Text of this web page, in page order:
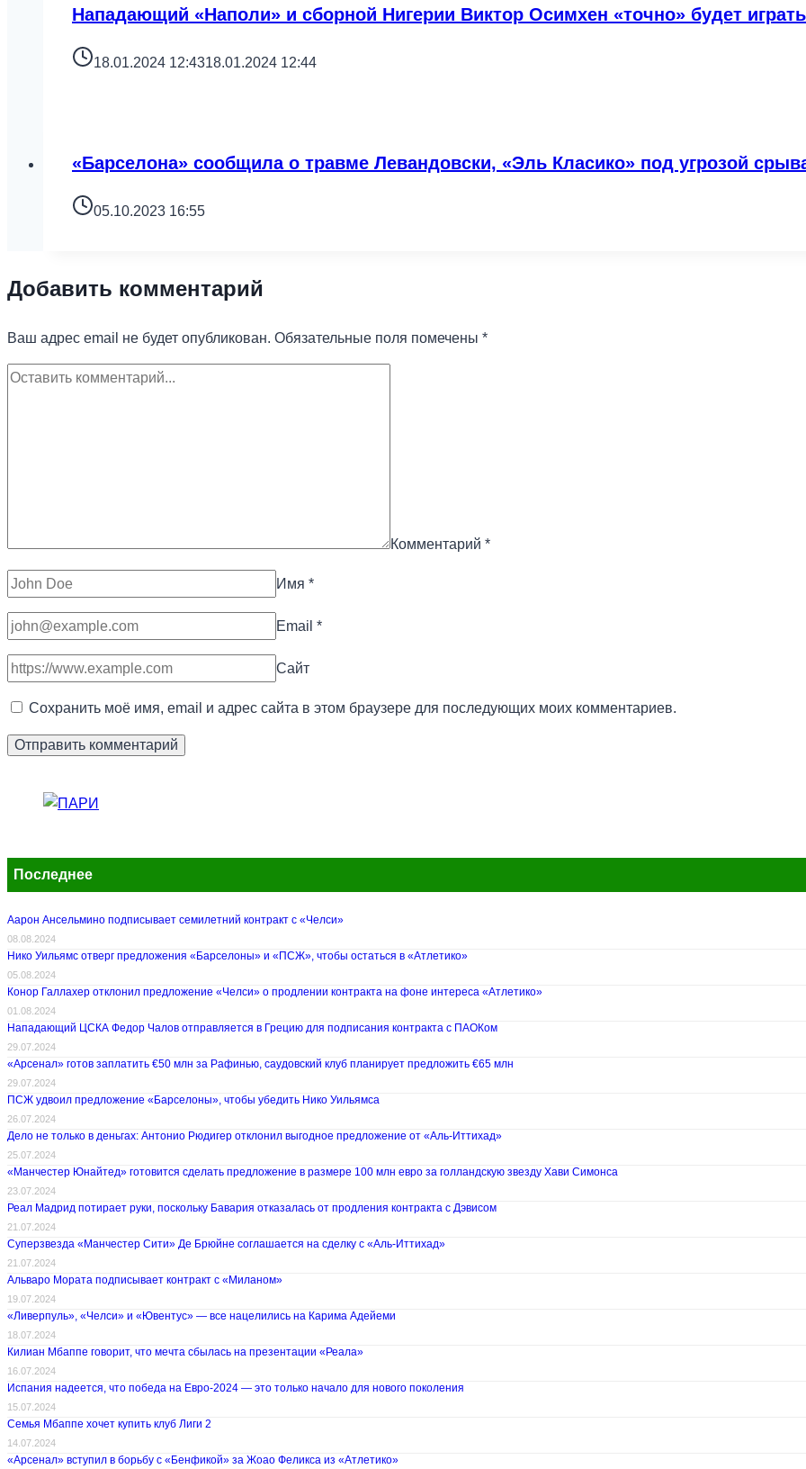
Нападающий «Наполи» и сборной Нигерии Виктор Осимхен «точно» будет
18.01.2024 12:4318.01.2024 12:44
«Барселона» сообщила о травме Левандовски, «Эль Класико» под угрозой
05.10.2023 16:55
Добавить комментарий
Ваш адрес email не будет опубликован. Обязательные поля помечены *
Комментарий *
Имя *
Email *
Сайт
Сохранить моё имя, email и адрес сайта в этом браузере для последующих моих комментариев.
Последнее
Аарон Ансельмино подписывает семилетний контракт с «Челси»
08.08.2024
Нико Уильямс отверг предложения «Барселоны» и «ПСЖ», чтобы остаться в «Атлетико»
05.08.2024
Конор Галлахер отклонил предложение «Челси» о продлении контракта на фоне интереса «Атлетико»
01.08.2024
Нападающий ЦСКА Федор Чалов отправляется в Грецию для подписания контракта с ПАОКом
29.07.2024
«Арсенал» готов заплатить €50 млн за Рафинью, саудовский клуб планирует предложить €65 млн
29.07.2024
ПСЖ удвоил предложение «Барселоны», чтобы убедить Нико Уильямса
26.07.2024
Дело не только в деньгах: Антонио Рюдигер отклонил выгодное предложение от «Аль-Иттихад»
25.07.2024
«Манчестер Юнайтед» готовится сделать предложение в размере 100 млн евро за голландскую звезду Хави Симонса
23.07.2024
Реал Мадрид потирает руки, поскольку Бавария отказалась от продления контракта с Дэвисом
21.07.2024
Суперзвезда «Манчестер Сити» Де Брюйне соглашается на сделку с «Аль-Иттихад»
21.07.2024
Альваро Мората подписывает контракт с «Миланом»
19.07.2024
«Ливерпуль», «Челси» и «Ювентус» — все нацелились на Карима Адейеми
18.07.2024
Килиан Мбаппе говорит, что мечта сбылась на презентации «Реала»
16.07.2024
Испания надеется, что победа на Евро-2024 — это только начало для нового поколения
15.07.2024
Семья Мбаппе хочет купить клуб Лиги 2
14.07.2024
«Арсенал» вступил в борьбу с «Бенфикой» за Жоао Феликса из «Атлетико»